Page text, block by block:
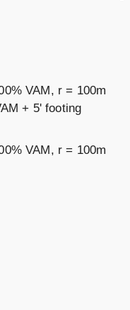
VAM, r = 100m
+ 5' footing
VAM, r = 100m